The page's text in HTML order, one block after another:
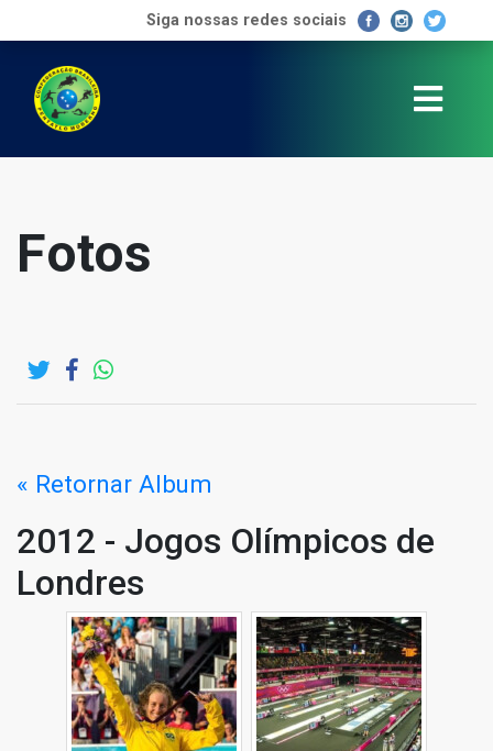
Siga nossas redes sociais
Fotos
« Retornar Album
2012 - Jogos Olímpicos de
Londres